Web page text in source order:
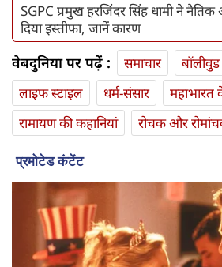
SGPC प्रमुख हरजिंदर सिंह धामी ने
दिया इस्तीफा, जानें कारण
वेबदुनिया पर पढ़ें : समाचार बॉलीवुड
लाइफ स्‍टाइल
धर्म-संसार
महाभारत
रामायण की कहानियां
रोचक और